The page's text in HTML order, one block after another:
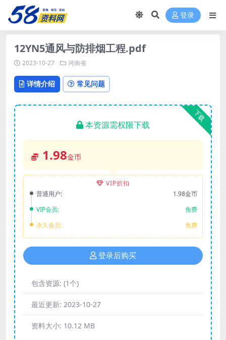
登录
12YN5通风与防排烟工程.pdf
2023-10-27 河南省
详情介绍 常见问题
下载
本资源需权限下载
1.98金币
VIP折扣
普通用户:
1.98金币
VIP会员:
免费
永久会员:
免费
登录后购买
包含资源: (1个)
最近更新: 2023-10-27
资料大小: 10.12 MB